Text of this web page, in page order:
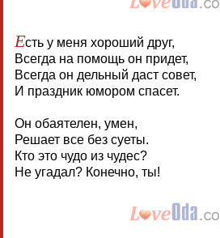
Есть у меня хороший друг,
Всегда на помощь он придет,
Всегда он дельный даст совет,
И праздник юмором спасет.
Он обаятелен, умен,
Решает все без суеты.
Кто это чудо из чудес?
Не угадал? Конечно, ты!